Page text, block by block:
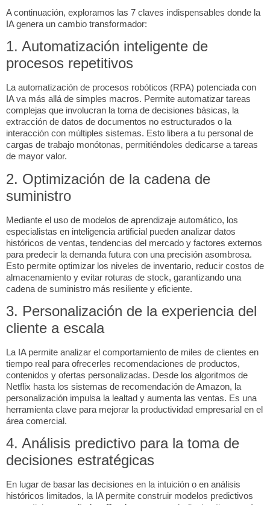
A continuación, exploramos las 7 claves indispensables donde la
IA genera un cambio transformador:
1. Automatización inteligente de
procesos repetitivos
La automatización de procesos robóticos (RPA) potenciada con
IA va más allá de simples macros. Permite automatizar tareas
complejas que involucran la toma de decisiones básicas, la
extracción de datos de documentos no estructurados o la
interacción con múltiples sistemas. Esto libera a tu personal de
cargas de trabajo monótonas, permitiéndoles dedicarse a tareas
de mayor valor.
2. Optimización de la cadena de
suministro
Mediante el uso de modelos de aprendizaje automático, los
especialistas en inteligencia artificial pueden analizar datos
históricos de ventas, tendencias del mercado y factores externos
para predecir la demanda futura con una precisión asombrosa.
Esto permite optimizar los niveles de inventario, reducir costos de
almacenamiento y evitar roturas de stock, garantizando una
cadena de suministro más resiliente y eficiente.
3. Personalización de la experiencia del
cliente a escala
La IA permite analizar el comportamiento de miles de clientes en
tiempo real para ofrecerles recomendaciones de productos,
contenidos y ofertas personalizadas. Desde los algoritmos de
Netflix hasta los sistemas de recomendación de Amazon, la
personalización impulsa la lealtad y aumenta las ventas. Es una
herramienta clave para mejorar la productividad empresarial en el
área comercial.
4. Análisis predictivo para la toma de
decisiones estratégicas
En lugar de basar las decisiones en la intuición o en análisis
históricos limitados, la IA permite construir modelos predictivos